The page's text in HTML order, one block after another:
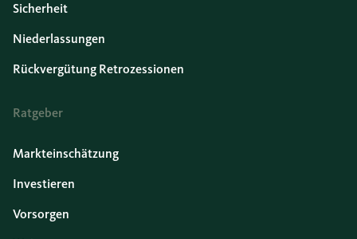
Sicherheit
Niederlassungen
Rückvergütung Retrozessionen
Ratgeber
Markteinschätzung
Investieren
Vorsorgen